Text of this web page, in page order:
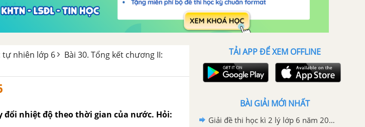
tự nhiên lớp 6
Bài 30. Tổng kết chương II:
đổi nhiệt độ theo thời gian của nước. Hỏi:
TẢI APP ĐỂ XEM OFFLINE
BÀI GIẢI MỚI NHẤT
Giải đề thi học kì 2 lý lớp 6 năm 2020 - 2021 trường PTDTNT THCS Ninh Sơn